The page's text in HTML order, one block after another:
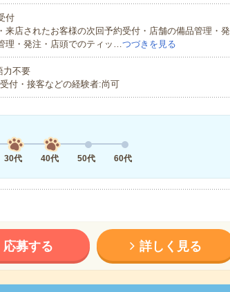
付
来店されたお客様の次回予約受付・店舗の備品管理・発
理・発注・店頭でのティッ…つづきを見る
力不要
付・接客などの経験者:尚可
30代 40代 50代 60代
応募する 詳しく見る